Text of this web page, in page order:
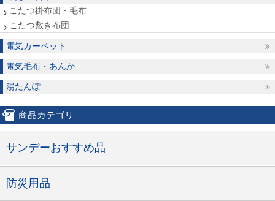
こたつ掛布団・毛布
こたつ敷き布団
電気カーペット
電気毛布・あんか
湯たんぽ
商品カテゴリ
サンデーおすすめ品
防災用品